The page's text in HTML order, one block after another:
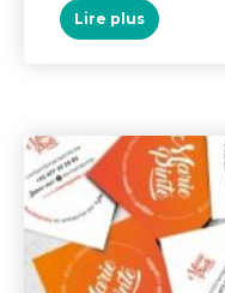
Lire plus